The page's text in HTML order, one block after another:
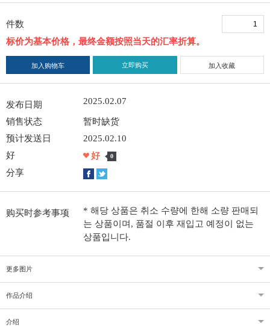
件数
标价为基本价格，最终金额按照当天的汇率折算。
加入购物车 立即购买 加入收藏
发布日期 2025.02.07
销售状态
暂时缺货
预计发送日
2025.02.10
好
好 0
分享
购买时参考事项
* 해당 상품은 취소 수량에 한해 소량 판매되
는 상품이며, 품절 이후 재입고 예정이 없는
상품입니다.
更多图片
作品介绍
介绍